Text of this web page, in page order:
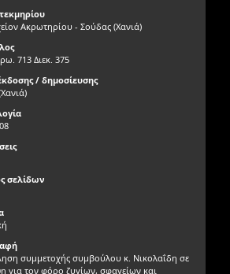
Ακρωτηρίου - Σούδας (Χανιά)
713 Διεκ. 375
/ δημοσίευσης
σελίδων
συμμετοχής συμβούλου κ. Νικολαΐδη σε
για τον φόρο ζυγίων, σφαγείων και